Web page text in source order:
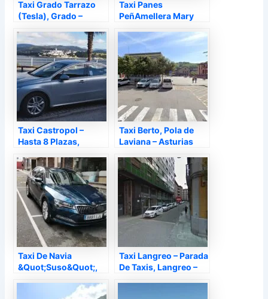
Taxi Grado Tarrazo
(Tesla), Grado –
Taxi Panes
PeñAmellera Mary
Asturias
Taxi Castropol –
Hasta 8 Plazas,
Taxi Berto, Pola de
Laviana – Asturias
Taxi De Navia
&Quot;Suso&Quot;,
Taxi Langreo – Parada
De Taxis, Langreo –